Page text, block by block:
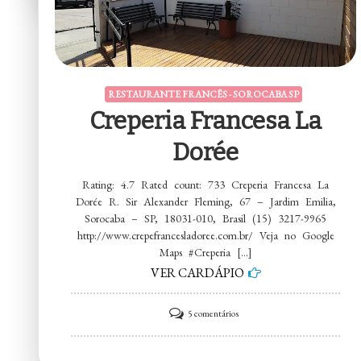
RESTAURANTE FRANCÊS - SOROCABA SP
Creperia Francesa La
Dorée
Rating: 4.7 Rated count: 733 Creperia Francesa La
Dorée R. Sir Alexander Fleming, 67 – Jardim Emilia,
Sorocaba – SP, 18031-010, Brasil (15) 3217-9965
http://www.crepefrancesladoree.com.br/ Veja no Google
Maps #Creperia […]
VER CARDÁPIO
5 comentáriosem
Creperia